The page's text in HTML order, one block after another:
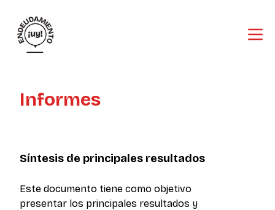
Informes
Síntesis de principales resultados
Este documento tiene como objetivo
presentar los principales resultados y